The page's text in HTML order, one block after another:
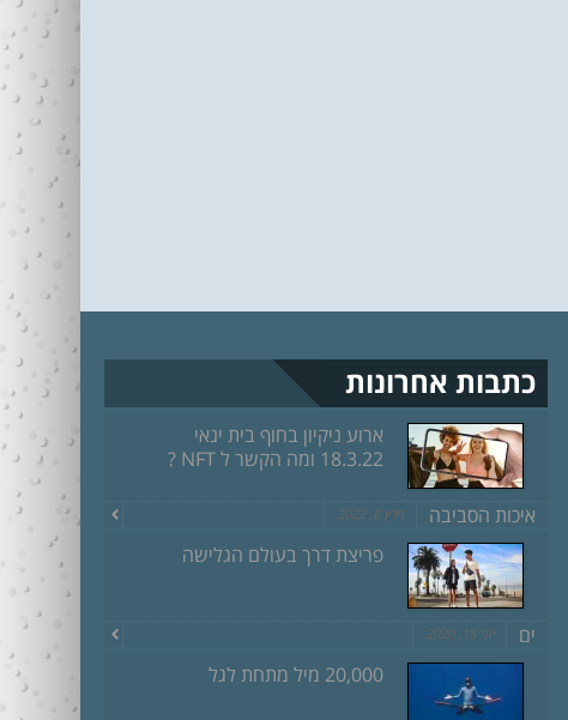
כתבות אחרונות
ארוע ניקיון בחוף בית ינאי
18.3.22 ומה הקשר ל NFT ?
איכות הסביבה מרץ 8, 2022
פריצת דרך בעולם הגלישה
ים יוני 18, 2020
20,000 מיל מתחת לגל